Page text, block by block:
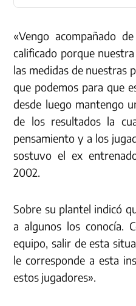
«Vengo acompañado
calificado porque
las medidas de nuestras
que podemos para que
desde luego mantengo
de los resultados la
pensamiento y a los
sostuvo el ex
2002.
Sobre su plantel indicó
a algunos los conocía.
equipo, salir de esta
le corresponde a esta
estos jugadores».